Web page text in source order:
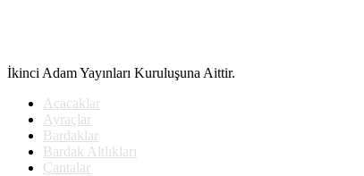
İkinci Adam Yayınları Kuruluşuna Aittir.
Açacaklar
Ayraçlar
Bardaklar
Bardak Altlıkları
Çantalar